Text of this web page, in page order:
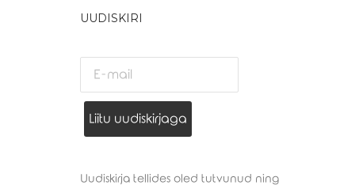
UUDISKIRI
Liitu uudiskirjaga
Uudiskirja tellides oled tutvunud ning